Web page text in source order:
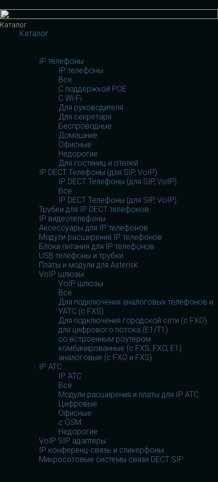
Каталог
Каталог
IP телефоны
IP телефоны
Все
С поддержкой POE
C Wi-Fi
Для руководителя
Для секретаря
Беспроводные
Домашние
Офисные
Недорогие
Для гостиниц и отелей
IP DECT Телефоны (для SIP, VoIP)
IP DECT Телефоны (для SIP, VoIP)
Все
IP DECT Телефоны (для SIP, VoIP)
Трубки для IP DECT телефонов
IP видеотелефоны
Аксессуары для IP телефонов
Модули расширения IP телефонов
Блоки питания для IP телефонов
USB телефоны и трубки
Платы и модули для Asterisk
VoIP шлюзы
VoIP шлюзы
Все
Для подключения аналоговых телефонов и
УАТС (с FXS)
Для подключения городской сети (с FXO)
для цифрового потока (E1/T1)
со встроенным роутером
комбинированные (c FXS, FXO, E1)
аналоговые (с FXO и FXS)
IP АТС
IP АТС
Все
Модули расширения и платы для IP АТС
Цифровые
Офисные
с GSM
Недорогие
VoIP SIP адаптеры
IP конференц-связь и спикерфоны
Микросотовые системы связи DECT SIP